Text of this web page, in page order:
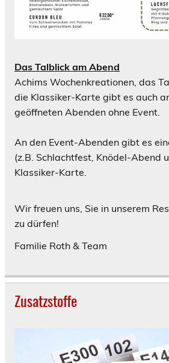
Das Talblick am Abend
Achims Wochenkreationen, das
die Klassiker-Karte gibt es auch
geöffneten Abenden ohne Event.
An den Event-Abenden gibt es
(z.B. Schlachtfest, Knödel-Abend
Klassiker-Karte.
Wir freuen uns, Sie in unserem
zu dürfen!
Familie Roth & Team
Zusatzstoffe